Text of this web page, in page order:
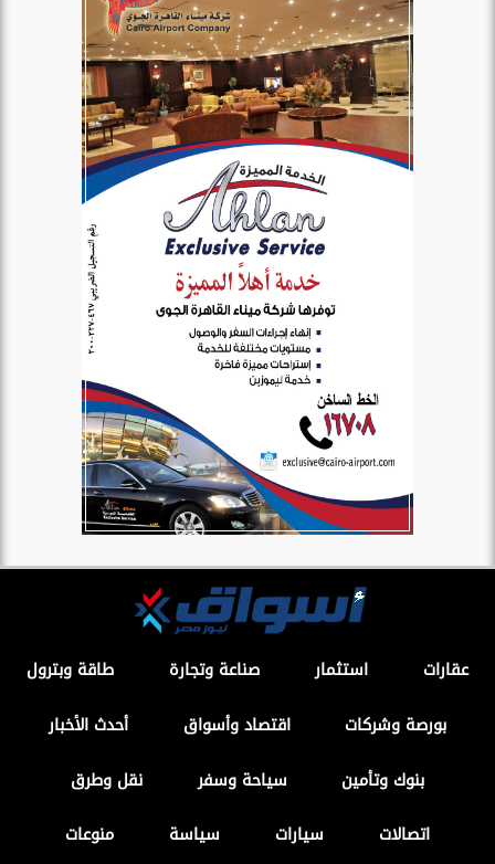
عقارات استثمار صناعة وتجارة
طاقة وبترول
بورصة وشركات
اقتصاد وأسواق
أحدث الأخبار
بنوك وتأمين
سياحة وسفر
نقل وطرق
اتصالات
سيارات سياسة منوعات